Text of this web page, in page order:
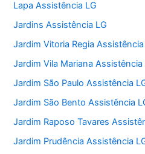
Lapa Assistência LG
Jardins Assistência LG
Jardim Vitoria Regia Assistência
Jardim Vila Mariana Assistência
Jardim São Paulo Assistência
Jardim São Bento Assistência
Jardim Raposo Tavares
Jardim Prudência Assistência